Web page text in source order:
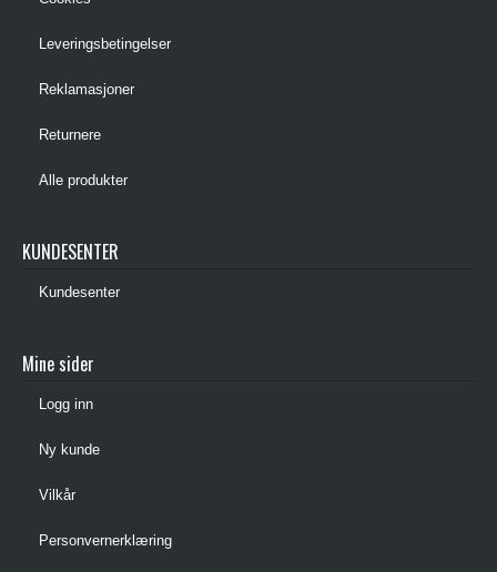
Leveringsbetingelser
Reklamasjoner
Returnere
Alle produkter
KUNDESENTER
Kundesenter
Mine sider
Logg inn
Ny kunde
Vilkår
Personvernerklæring